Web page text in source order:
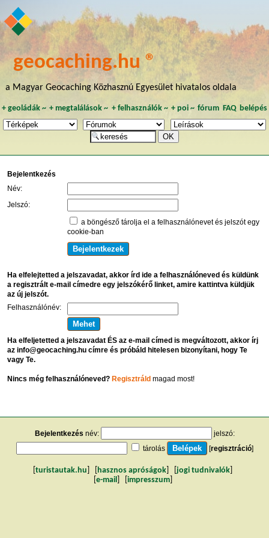
geocaching.hu ®
a Magyar Geocaching Közhasznú Egyesület hivatalos oldala
+ geoládák~ +megtalálások ~ + felhasználók~ + poi~ fórum FAQ belépés
Bejelentkezés
Név:
Jelszó:
a böngésző tárolja el a felhasználónevet és jelszót egy
cookie-ban
Ha elfelejtetted a jelszavadat, akkor írd ide a felhasználóneved és küldünk
a regisztrált e-mail címedre egy jelszókérő linket, amire kattintva küldjük
az új jelszót.
Felhasználónév:
Ha elfeljetetted a jelszavadat ÉS az e-mail címed is megváltozott, akkor írj
az info@geocaching.hu címre és próbáld hitelesen bizonyítani, hogy Te
vagy Te.
Nincs még felhasználóneved? Regisztráldmagad most!
Bejelentkezés név:
jelszó:
tárolás
[regisztráció]
turistautak.hu hasznos apróságok jogi tudnivalók
e-mail impresszum]